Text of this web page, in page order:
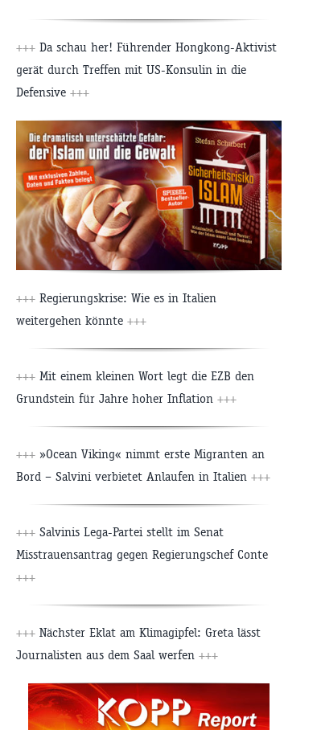
+++ Da schau her! Führender Hongkong-Aktivist
gerät durch Treffen mit US-Konsulin in die
Defensive +++
+++ Regierungskrise: Wie es in Italien
weitergehen könnte +++
+++ Mit einem kleinen Wort legt die EZB den
Grundstein für Jahre hoher Inflation +++
+++ »Ocean Viking« nimmt erste Migranten an
Bord – Salvini verbietet Anlaufen in Italien +++
+++ Salvinis Lega-Partei stellt im Senat
Misstrauensantrag gegen Regierungschef Conte
+++
+++ Nächster Eklat am Klimagipfel: Greta lässt
Journalisten aus dem Saal werfen +++